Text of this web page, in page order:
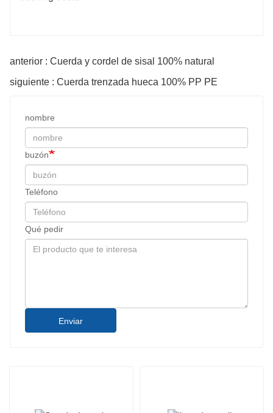
anterior : Cuerda y cordel de sisal 100% natural
siguiente : Cuerda trenzada hueca 100% PP PE
nombre
buzón
Teléfono
Qué pedir
Enviar